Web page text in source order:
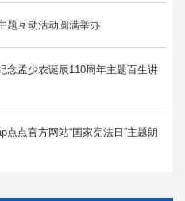
题互动活动圆满举办
念孟少农诞辰110周年主题百生讲
点官方网站“国家宪法日”主题朗